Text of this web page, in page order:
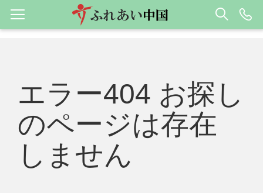
エラー404 お探し
のページは存在
しません